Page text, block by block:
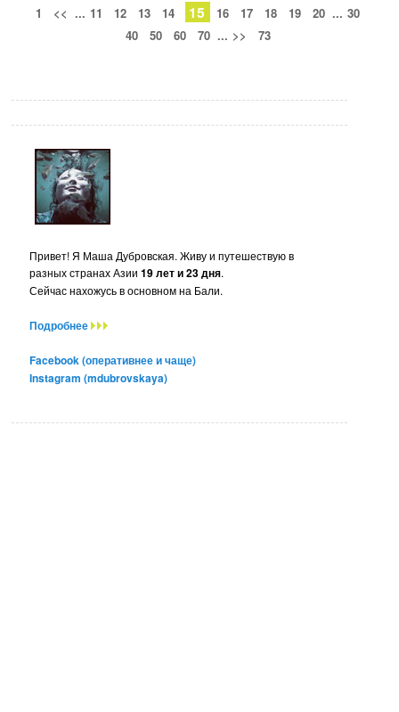
1
<< ... 11 12 13 14 15 16 17 18 19 20 ... 30
40
50 60 70 ... >> 73
Привет! Я Маша Дубровская. Живу и путешествую в
разных странах Азии19 лет и 23 дня.
Сейчас нахожусь в основном на Бали.
Подробнее
Facebook (оперативнее и чаще)
Instagram (mdubrovskaya)